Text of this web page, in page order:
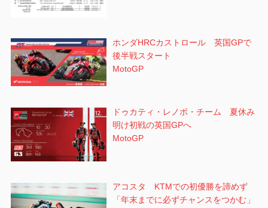
ホンダHRCカストロール 英国GPで
後半戦スタート
MotoGP
ドゥカティ・レノボ・チーム 夏休み
明け初戦の英国GPへ
MotoGP
アコスタ KTMでの初優勝を諦めず
「年末までに必ずチャンスをつかむ」